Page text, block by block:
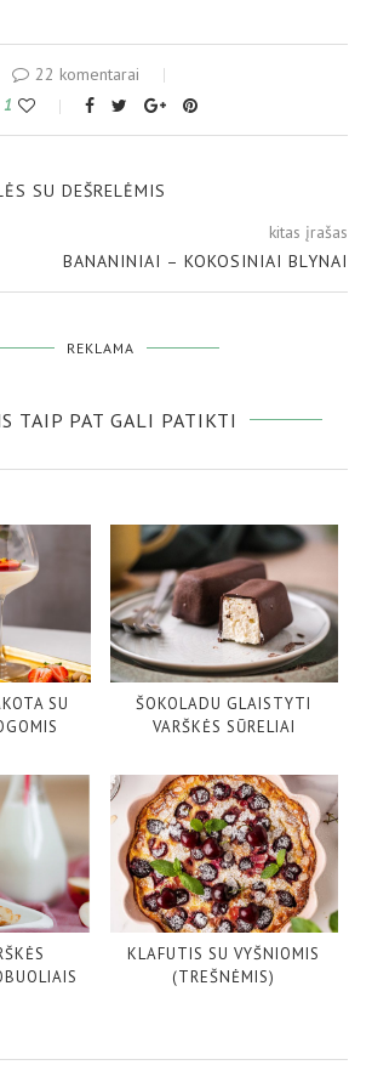
22 komentarai
1
SU DEŠRELĖMIS
kitas įrašas
BANANINIAI – KOKOSINIAI BLYNAI
REKLAMA
TAIP PAT GALI PATIKTI
SU
ŠOKOLADU GLAISTYTI
VARŠKĖS SŪRELIAI
KLAFUTIS SU VYŠNIOMIS
(TREŠNĖMIS)